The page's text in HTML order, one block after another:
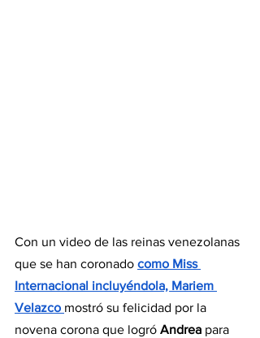
Con un video de las reinas venezolanas
que se han coronado como Miss
Internacional incluyéndola, Mariem
Velazco mostró su felicidad por la
novena corona que logró Andrea para